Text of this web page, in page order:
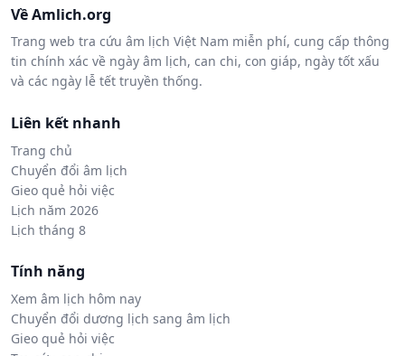
Về Amlich.org
Trang web tra cứu âm lịch Việt Nam miễn phí, cung cấp thông
tin chính xác về ngày âm lịch, can chi, con giáp, ngày tốt xấu
và các ngày lễ tết truyền thống.
Liên kết nhanh
Trang chủ
Chuyển đổi âm lịch
Gieo quẻ hỏi việc
Lịch năm 2026
Lịch tháng 8
Tính năng
Xem âm lịch hôm nay
Chuyển đổi dương lịch sang âm lịch
Gieo quẻ hỏi việc